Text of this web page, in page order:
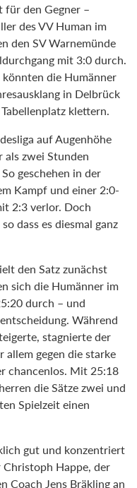
für den Gegner –
des VV Human im
den SV Warnemünde
mit 3:0 durch.
die Humänner
in Delbrück
klettern.
auf Augenhöhe
als zwei Stunden
geschehen in der
Kampf und einer 2:0-
2:3 verlor. Doch
dass es diesmal ganz
den Satz zunächst
sich die Humänner im
durch – und
Während
stagnierte der
allem gegen die starke
chancenlos. Mit 25:18
die Sätze zwei und
Spielzeit einen
gut und konzentriert
Christoph Happe, der
Coach Jens Bräkling an